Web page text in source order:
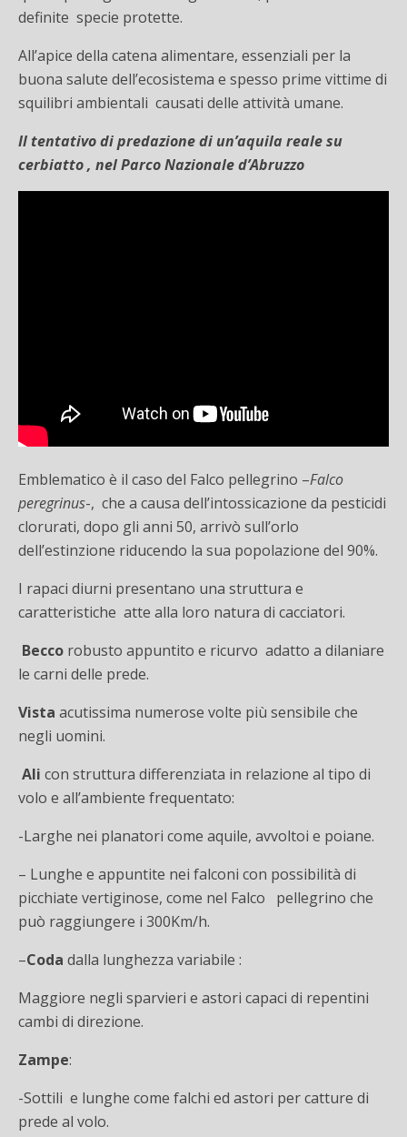
definite specie protette.
All’apice della catena alimentare, essenziali per la
buona salute dell’ecosistema e spesso prime vittime di
squilibri ambientali causati delle attività umane.
Il tentativo di predazione di un’aquila reale su
cerbiatto , nel Parco Nazionale d’Abruzzo
Emblematico è il caso del Falco pellegrino –Falco
peregrinus-, che a causa dell’intossicazione da pesticidi
clorurati, dopo gli anni 50, arrivò sull’orlo
dell’estinzione riducendo la sua popolazione del 90%.
I rapaci diurni presentano una struttura e
caratteristiche atte alla loro natura di cacciatori.
Becco robusto appuntito e ricurvo adatto a dilaniare
le carni delle prede.
Vista acutissima numerose volte più sensibile che
negli uomini.
Ali con struttura differenziata in relazione al tipo di
volo e all’ambiente frequentato:
-Larghe nei planatori come aquile, avvoltoi e poiane.
– Lunghe e appuntite nei falconi con possibilità di
picchiate vertiginose, come nel Falco pellegrino che
può raggiungere i 300Km/h.
–Coda dalla lunghezza variabile :
Maggiore negli sparvieri e astori capaci di repentini
cambi di direzione.
Zampe:
-Sottili e lunghe come falchi ed astori per catture di
prede al volo.